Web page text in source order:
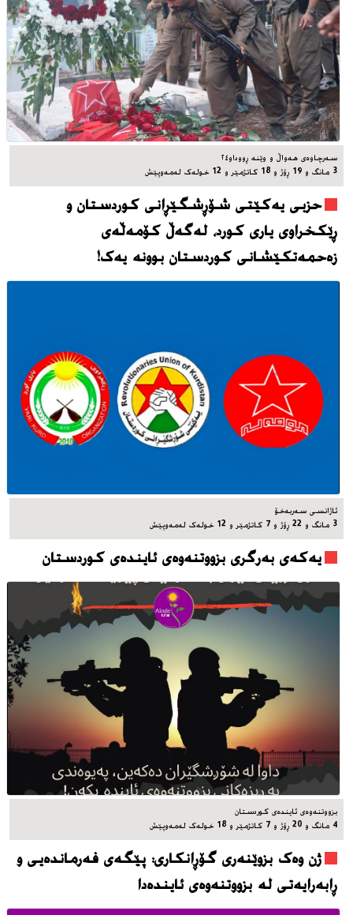
سه‌رچاوه‌ی هه‌واڵ و وێنه‌ ڕووداو٢٤
3 مانگ و 19 ڕۆژ و 18 کاتژمێر و 12 خوله‌ک له‌مه‌وپێش‌
حزبی یەکێتی شۆڕشگێڕانی کوردستان و
ڕێکخراوی یاری کورد، له‌گه‌ڵ کۆمەڵەی
زەحمەتکێشانی کوردستان بوونه‌ یه‌ک!
ئاژانسی سه‌ربه‌خۆ
3 مانگ و 22 ڕۆژ و 7 کاتژمێر و 12 خوله‌ک له‌مه‌وپێش‌
یه‌که‌ی به‌رگری بزووتنه‌وه‌ی ئاینده‌ی کوردستان
بزووتنه‌وه‌ی ئاینده‌ی کوردستان
4 مانگ و 20 ڕۆژ و 7 کاتژمێر و 18 خوله‌ک له‌مه‌وپێش‌
ژن وەک بزوێنەری گۆڕانکاری: پێگەی فەرماندەیی و
ڕابەرایەتی لە بزووتنەوەی ئایندەدا